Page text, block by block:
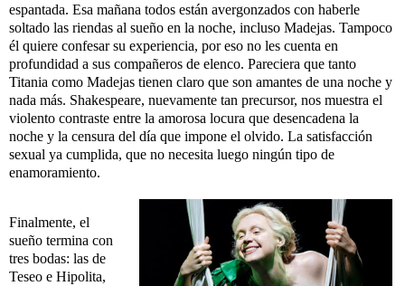
espantada. Esa mañana todos están avergonzados con haberle
soltado las riendas al sueño en la noche, incluso Madejas. Tampoco
él quiere confesar su experiencia, por eso no les cuenta en
profundidad a sus compañeros de elenco. Pareciera que tanto
Titania como Madejas tienen claro que son amantes de una noche y
nada más. Shakespeare, nuevamente tan precursor, nos muestra el
violento contraste entre la amorosa locura que desencadena la
noche y la censura del día que impone el olvido. La satisfacción
sexual ya cumplida, que no necesita luego ningún tipo de
enamoramiento.
Finalmente, el
sueño termina con
tres bodas: las de
Teseo e Hipolita,